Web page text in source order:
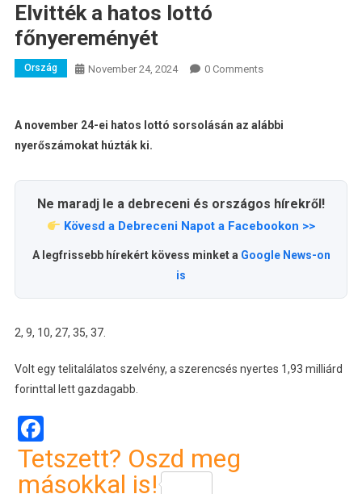
Elvitték a hatos lottó
főnyereményét
Ország November 24, 2024 0 Comments
A november 24-ei hatos lottó sorsolásán az alábbi
nyerőszámokat húzták ki.
Ne maradj le a debreceni és országos hírekről!
Kövesd a Debreceni Napot a Facebookon >>
A legfrissebb hírekért kövess minket a Google News-on
is
2, 9, 10, 27, 35, 37.
Volt egy telitalálatos szelvény, a szerencsés nyertes 1,93 milliárd
forinttal lett gazdagabb.
Facebook
Tetszett? Oszd meg
másokkal is!